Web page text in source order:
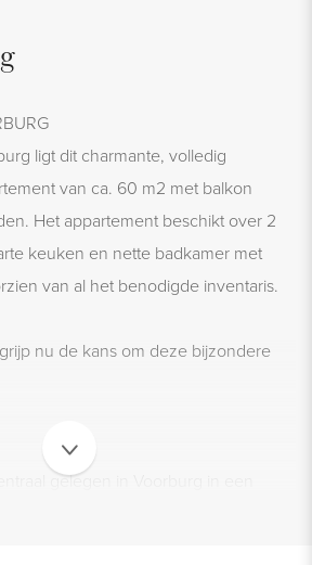
ligt dit charmante, volledig
van ca. 60 m2 met balkon
Het appartement beschikt over 2
keuken en nette badkamer met
van al het benodigde inventaris.
nu de kans om deze bijzondere
gelegen in Voorburg in een